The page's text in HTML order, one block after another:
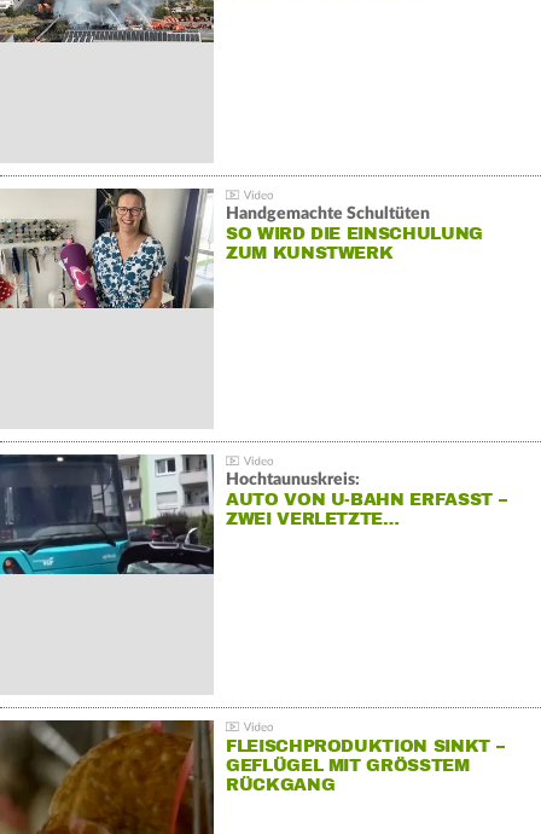
Handgemachte Schultüten
SO WIRD DIE EINSCHULUNG
ZUM KUNSTWERK
Hochtaunuskreis:
AUTO VON U-BAHN ERFASST –
ZWEI VERLETZTE…
FLEISCHPRODUKTION SINKT –
GEFLÜGEL MIT GRÖSSTEM R
ÜCKGANG